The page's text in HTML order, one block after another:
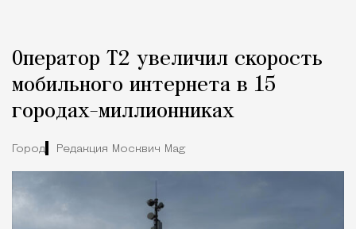
Оператор Т2 увеличил скорость
мобильного интернета в 15
городах-миллионниках
Город Редакция Москвич Mag